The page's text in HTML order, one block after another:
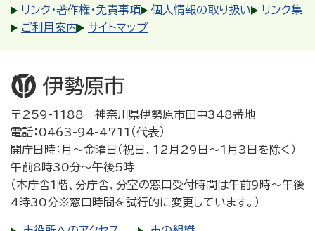
リンク・著作権・免責事項
個人情報の取り扱い
リンク集
ご利用案内
サイトマップ
〒259-1188 神奈川県伊勢原市田中348番地
電話：0463-94-4711（代表）
開庁日時：月～金曜日（祝日、12月29日～1月3日を除く）
午前8時30分～午後5時
（本庁舎1階、分庁舎、分室の窓口受付時間は午前9時～午後
4時30分※窓口時間を試行的に変更しています。）